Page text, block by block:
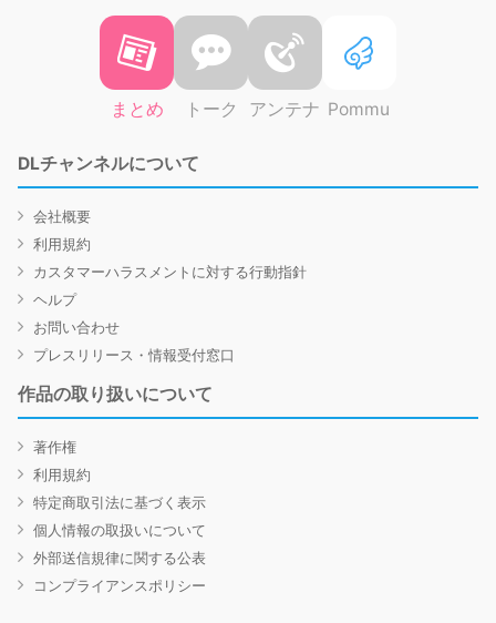
まとめ トーク アンテナ Pommu
DLチャンネルについて
会社概要
利用規約
カスタマーハラスメントに対する行動指針
ヘルプ
お問い合わせ
プレスリリース・情報受付窓口
作品の取り扱いについて
著作権
利用規約
特定商取引法に基づく表示
個人情報の取扱いについて
外部送信規律に関する公表
コンプライアンスポリシー